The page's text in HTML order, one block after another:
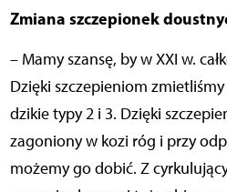
Zmiana szczepionek
– Mamy szansę, by w XXI w.
Dzięki szczepieniom
dzikie typy 2 i 3. Dzięki
zagoniony w kozi róg i przy
możemy go dobić. Z